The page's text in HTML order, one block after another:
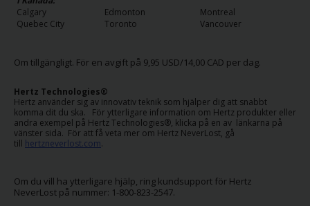
Calgary
Edmonton
Montreal
Quebec City
Toronto Vancouver
Om tillgängligt. För en avgift på 9,95 USD/14,00 CAD per dag.
Hertz Technologies®
Hertz använder sig av innovativ teknik som hjälper dig att snabbt
komma dit du ska. För ytterligare information om Hertz produkter eller
andra exempel på Hertz Technologies®, klicka på en av länkarna på
vänster sida. För att få veta mer om Hertz NeverLost, gå
till hertzneverlost.com.
Om du vill ha ytterligare hjälp, ring kundsupport för Hertz
NeverLost på nummer: 1-800-823-2547.